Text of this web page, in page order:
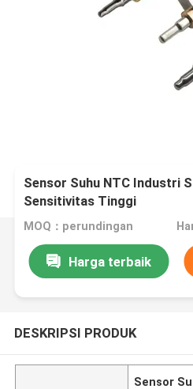
Sensor Suhu NTC Industri
Sensitivitas Tinggi
MOQ：perundingan
Harga terbaik
DESKRIPSI PRODUK
Sensor